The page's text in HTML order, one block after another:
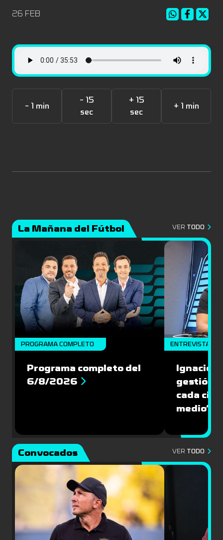
26 FEB
- 1 min
- 15
sec
+ 15
sec
+ 1 min
La Mañana del Fútbol VER TODO
PROGRAMA COMPLETO
Programa completo del
6/8/2026
ENTREVISTA
Ignacio
gestión
cada
medio”
Convocados VER TODO